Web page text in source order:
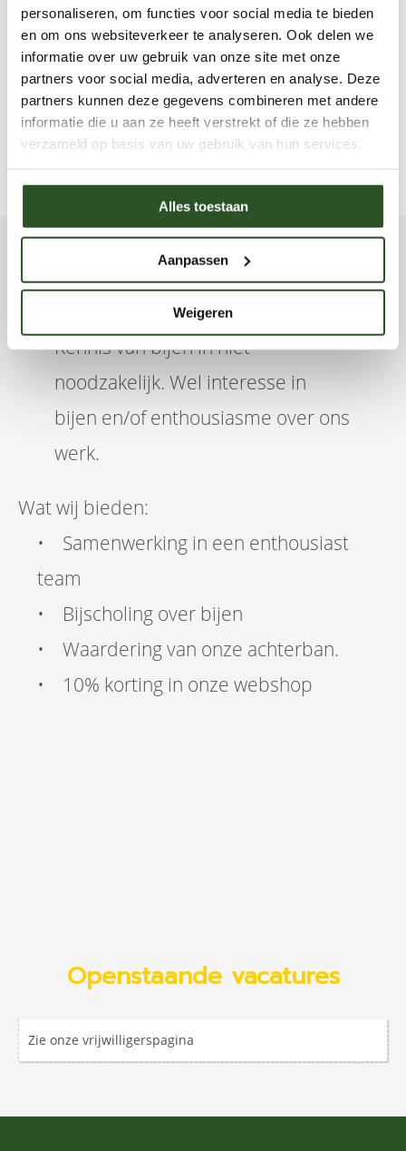
personaliseren, om functies voor social media te bieden
en om ons websiteverkeer te analyseren. Ook delen we
informatie over uw gebruik van onze site met onze
partners voor social media, adverteren en analyse. Deze
partners kunnen deze gegevens combineren met andere
informatie die u aan ze heeft verstrekt of die ze hebben
verzameld op basis van uw gebruik van hun services.
Alles toestaan
Aanpassen
Weigeren
denken dat het best veel werk is dus een duo functie
lijkt ons het meest passend.
Neem contact op
Voor alle vacatures geldt:
Kennis van bijen in niet
noodzakelijk. Wel interesse in
bijen en/of enthousiasme over ons
werk.
Wat wij bieden:
• Samenwerking in een enthousiast
team
• Bijscholing over bijen
• Waardering van onze achterban.
• 10% korting in onze webshop
Openstaande vacatures
Zie onze vrijwilligerspagina